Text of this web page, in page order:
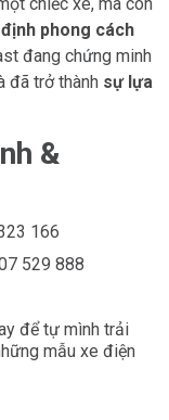
chiếc xe, mà còn
phong cách
đang chứng minh
đã trở thành sự lựa
&
166
529 888
để tự mình trải
mẫu xe điện